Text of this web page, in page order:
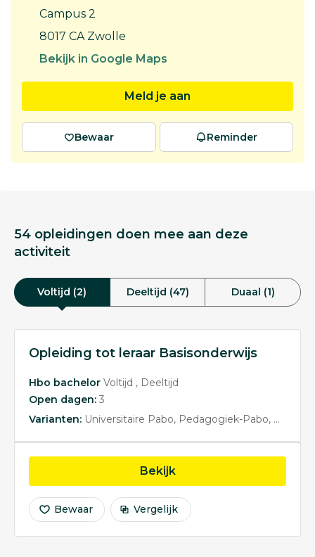
Campus 2
8017 CA Zwolle
Bekijk in Google Maps
Meld je aan
Bewaar Reminder
54 opleidingen doen mee aan deze
activiteit
Voltijd (2) Deeltijd (47) Duaal (1)
Opleiding tot leraar Basisonderwijs
Hbo bachelor Voltijd
Deeltijd
Open dagen: 3
Varianten: Universitaire Pabo Pedagogiek-Pabo Pabo
Bekijkopleiding Opleiding tot
Bewaar Vergelijk